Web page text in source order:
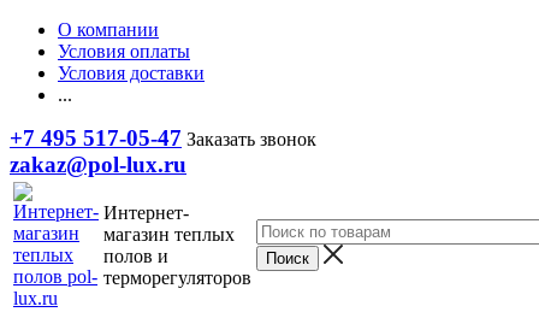
О компании
Условия оплаты
Условия доставки
...
+7 495 517-05-47 Заказать звонок
zakaz@pol-lux.ru
Интернет-
магазин теплых
полов и
терморегуляторов